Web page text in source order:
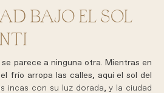
BAJO EL SOL
parece a ninguna otra. Mientras en
frío arropa las calles, aquí el sol del
incas con su luz dorada, y la ciudad